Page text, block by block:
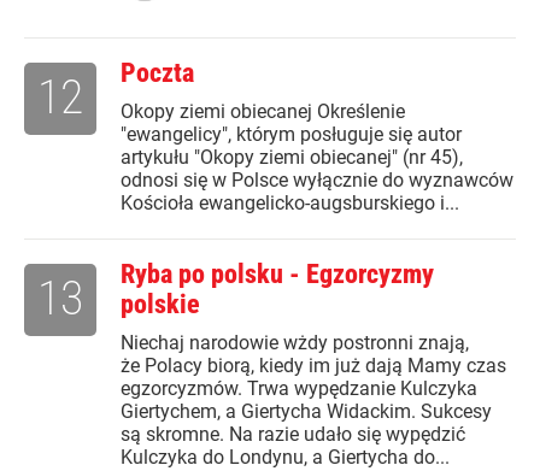
Poczta
Okopy ziemi obiecanej Określenie
"ewangelicy", którym posługuje się autor
artykułu "Okopy ziemi obiecanej" (nr 45),
odnosi się w Polsce wyłącznie do wyznawców
Kościoła ewangelicko-augsburskiego i...
12
Ryba po polsku - Egzorcyzmy
polskie
Niechaj narodowie wżdy postronni znają,
że Polacy biorą, kiedy im już dają Mamy czas
egzorcyzmów. Trwa wypędzanie Kulczyka
Giertychem, a Giertycha Widackim. Sukcesy
są skromne. Na razie udało się wypędzić
Kulczyka do Londynu, a Giertycha do...
13